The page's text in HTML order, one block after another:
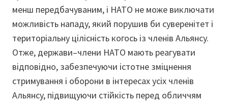
менш передбачуваним, і НАТО не може виключати
можливість нападу, який порушив би суверенітет і
територіальну цілісність когось із членів Альянсу.
Отже, держави–члени НАТО мають реагувати
відповідно, забезпечуючи істотне зміцнення
стримування і оборони в інтересах усіх членів
Альянсу, підвищуючи стійкість перед обличчям